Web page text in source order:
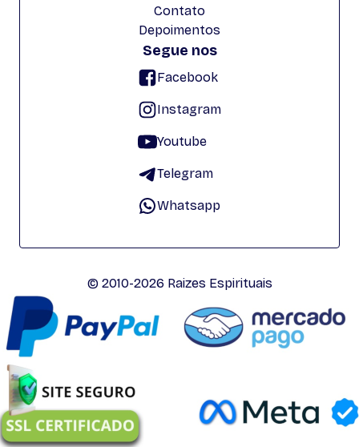
Contato
Depoimentos
Segue nos
Facebook
Instagram
Youtube
Telegram
Whatsapp
© 2010-2026 Raizes Espirituais